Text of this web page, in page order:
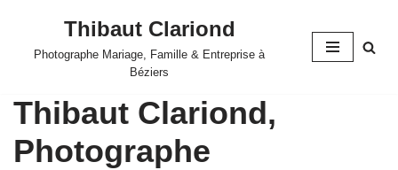
Aller
Thibaut Clariond
Photographe Mariage, Famille & Entreprise à
Béziers
Thibaut Clariond,
Photographe